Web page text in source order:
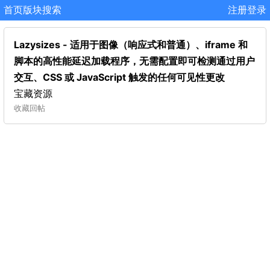
首页版块搜索 注册登录
Lazysizes - 适用于图像（响应式和普通）、iframe 和
脚本的高性能延迟加载程序，无需配置即可检测通过用户
交互、CSS 或 JavaScript 触发的任何可见性更改
宝藏资源
收藏回帖